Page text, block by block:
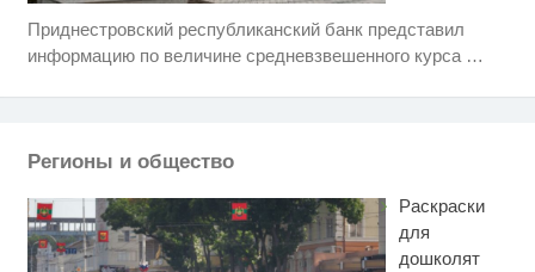
Приднестровский республиканский банк представил
информацию по величине средневзвешенного курса …
Регионы и общество
Раскраски
для
дошколят
i
Ролик длится несколько секунд,
Ролик длится пару секунд, но
Королева вагона отожгла! Видео